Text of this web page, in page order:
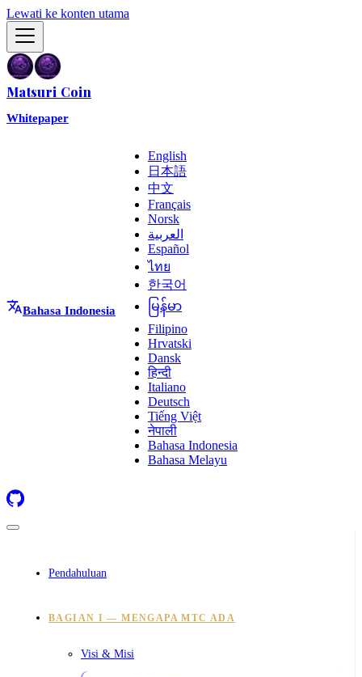
Lewati ke konten utama
Matsuri Coin
Whitepaper
Bahasa Indonesia
English
日本語
中文
Français
Norsk
العربية
Español
ไทย
한국어
မြန်မာ
Filipino
Hrvatski
Dansk
हिन्दी
Italiano
Deutsch
Tiếng Việt
नेपाली
Bahasa Indonesia
Bahasa Melayu
Pendahuluan
BAGIAN I — MENGAPA MTC ADA
Visi & Misi